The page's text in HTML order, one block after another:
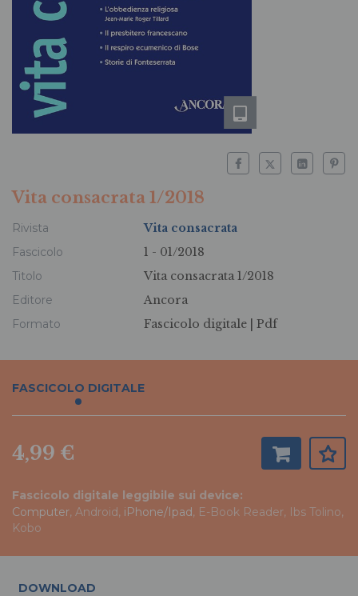
Vita consacrata 1/2018
Rivista
Vita consacrata
Fascicolo
1 - 01/2018
Titolo
Vita consacrata 1/2018
Editore
Ancora
Formato
Fascicolo digitale | Pdf
FASCICOLO DIGITALE
4,99 €
Fascicolo digitale leggibile sui device:
Computer, Android, iPhone/Ipad, E-Book Reader, Ibs Tolino,
Kobo
DOWNLOAD